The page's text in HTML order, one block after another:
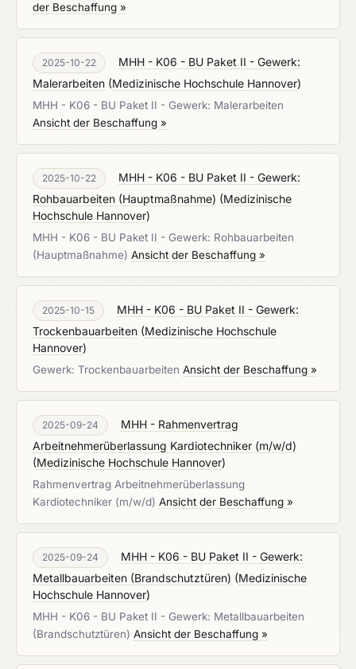
der Beschaffung »
2025-10-22
MHH - K06 - BU Paket II - Gewerk:
Malerarbeiten (Medizinische Hochschule Hannover)
MHH - K06 - BU Paket II - Gewerk: Malerarbeiten
Ansicht der Beschaffung »
2025-10-22
MHH - K06 - BU Paket II - Gewerk:
Rohbauarbeiten (Hauptmaßnahme) (Medizinische
Hochschule Hannover)
MHH - K06 - BU Paket II - Gewerk: Rohbauarbeiten
(Hauptmaßnahme) Ansicht der Beschaffung »
2025-10-15
MHH - K06 - BU Paket II - Gewerk:
Trockenbauarbeiten (Medizinische Hochschule
Hannover)
Gewerk: Trockenbauarbeiten Ansicht der Beschaffung »
2025-09-24
MHH - Rahmenvertrag
Arbeitnehmerüberlassung Kardiotechniker (m/w/d)
(Medizinische Hochschule Hannover)
Rahmenvertrag Arbeitnehmerüberlassung
Kardiotechniker (m/w/d) Ansicht der Beschaffung »
2025-09-24
MHH - K06 - BU Paket II - Gewerk:
Metallbauarbeiten (Brandschutztüren) (Medizinische
Hochschule Hannover)
MHH - K06 - BU Paket II - Gewerk: Metallbauarbeiten
(Brandschutztüren) Ansicht der Beschaffung »